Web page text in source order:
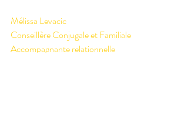
Mélissa Levacic
Conseillère Conjugale et Familiale
Accompagnante relationnelle